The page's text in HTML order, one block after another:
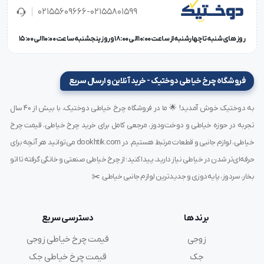
تعداد پایه: تک پایه
نوع کمپلت: معمولی
چراغ LED: دارد
سایر مزایا: موتور بدون صدا / دارای موتور کم مصرف(71%
صرفه جویی در مصرف برق)
نوع موتور: سروموتور
سیستم پایه بلند کن خودکار: ندارد
سایز کارتن: 685*365*685
وزن (با لوازم): 66
وزن (بدون لوازم): 46
02155609666-02155801599
روز های شنبه تا چهارشنبه از ساعت 10:00 الی 18:00 و روز پنجشنبه ساعت 10:00 الی 15:00
فروشگاه چرخ خیاطی دوختیک - خرید آنلاین و ارسال سریع
به دوختیک خوش آمدید! 🌟 ما در فروشگاه چرخ خیاطی دوختیک، با بیش از ۴۰ سال
تجربه در حوزه خیاطی و دوخت‌ودوز، مرجعی کامل برای خرید چرخ خیاطی، قیمت چرخ
خیاطی، لوازم جانبی و قطعات مرتبط هستیم. در dookhtik.com می‌توانید هر آنچه برای
حرفه‌ای‌تر شدن در خیاطی نیاز دارید، پیدا کنید؛ از چرخ خیاطی صنعتی و خانگی گرفته تا اتو
بخار، سردوز، پایه‌دوزی و جدیدترین لوازم جانبی خیاطی. ✂️
برند ها
زوجی
جک
دسترسی سریع
قیمت چرخ خیاطی زوجی
قیمت چرخ خیاطی جک